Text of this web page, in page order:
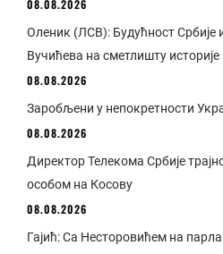
08.08.2026
Оленик (ЛСВ): Будућност Србије и
Вучићева на сметлишту историје
08.08.2026
Заробљени у непокретности
08.08.2026
Директор Телекома Србије
особом на Косову
08.08.2026
Гајић: Са Несторовићем на